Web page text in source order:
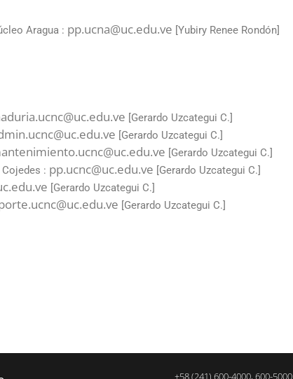
Aragua : pp.ucna@uc.edu.ve [Yubiry Renee Rondón]
[Gerardo Uzcategui C.]
[Gerardo Uzcategui C.]
[Gerardo Uzcategui C.]
: pp.ucnc@uc.edu.ve [Gerardo Uzcategui C.]
[Gerardo Uzcategui C.]
[Gerardo Uzcategui C.]
+58 (241) 600-4000, 600-5000